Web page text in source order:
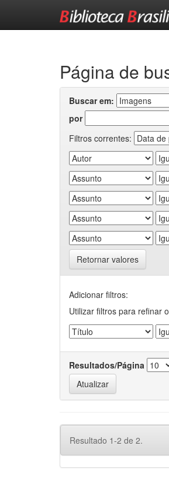
Página de
Buscar em:
por
Filtros correntes:
Retornar valores
Adicionar filtros:
Utilizar filtros para refinar
Resultados/Página
Resultado 1-2 de 2.